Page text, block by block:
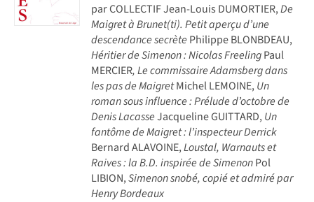
par COLLECTIF Jean-Louis DUMORTIER,De
Maigret à Brunet(ti). Petit aperçu d’une
descendance secrète Philippe BLONBDEAU,
Héritier de Simenon : Nicolas FreelingPaul
MERCIER, Le commissaire Adamsberg dans
les pas de MaigretMichel LEMOINE,Un
roman sous influence : Prélude d’octobre de
Denis LacasseJacqueline GUITTARD,Un
fantôme de Maigret : l’inspecteur Derrick
Bernard ALAVOINE,Loustal, Warnauts et
Raives : la B.D. inspirée de SimenonPol
LIBION,Simenon snobé, copié et admiré par
Henry Bordeaux